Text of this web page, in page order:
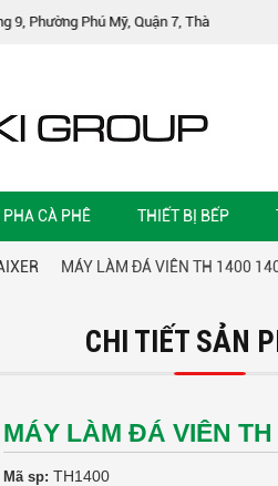
Quận 7, Thành phố Hồ Chí Minh Văn
PHA CÀ PHÊ THIẾT BỊ BẾP
MÁY LÀM ĐÁ VIÊN TH 1400
CHI TIẾT SẢN
MÁY LÀM ĐÁ VIÊN
Mã sp: TH1400